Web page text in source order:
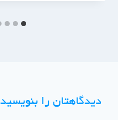
دیدگاهتان را بنویسید